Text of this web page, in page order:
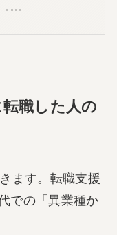
職した人の
ます。転職支援
での「異業種か